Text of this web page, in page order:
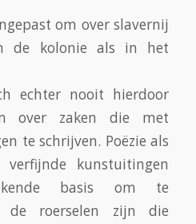
om over slavernij
de kolonie als in het
echter nooit hierdoor
over zaken die met
te schrijven. Poëzie als
kunstuitingen
basis om te
de roerselen zijn die